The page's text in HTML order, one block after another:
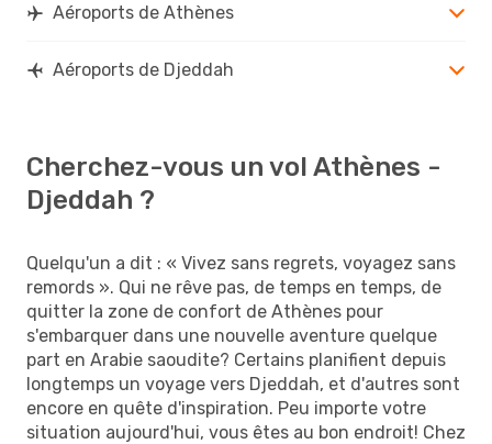
Aéroports de Athènes
Aéroports de Djeddah
Cherchez-vous un vol Athènes -
Djeddah ?
Quelqu'un a dit : « Vivez sans regrets, voyagez sans
remords ». Qui ne rêve pas, de temps en temps, de
quitter la zone de confort de Athènes pour
s'embarquer dans une nouvelle aventure quelque
part en Arabie saoudite? Certains planifient depuis
longtemps un voyage vers Djeddah, et d'autres sont
encore en quête d'inspiration. Peu importe votre
situation aujourd'hui, vous êtes au bon endroit! Chez